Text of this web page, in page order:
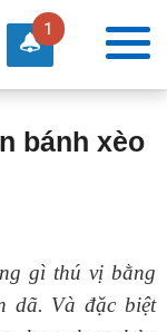
1
bánh xèo
gì thú vị bằng
dã. Và đặc biệt